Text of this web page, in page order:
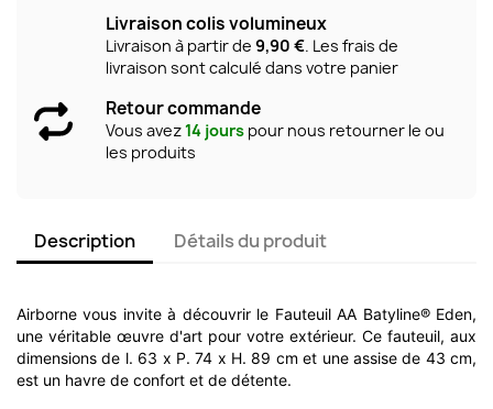
Livraison colis volumineux
Livraison à partir de 9,90 €. Les frais de
livraison sont calculé dans votre panier
Retour commande
Vous avez14 jours pour nous retourner le ou
les produits
Description Détails du produit
Airborne vous invite à découvrir le Fauteuil AA Batyline® Eden,
une véritable œuvre d'art pour votre extérieur. Ce fauteuil, aux
dimensions de l. 63 x P. 74 x H. 89 cm et une assise de 43 cm,
est un havre de confort et de détente.